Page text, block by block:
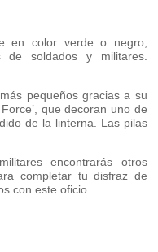
en color verde o negro,
de soldados y militares.
pequeños gracias a su
que decoran uno de
de la linterna. Las pilas
encontrarás otros
completar tu disfraz de
con este oficio.